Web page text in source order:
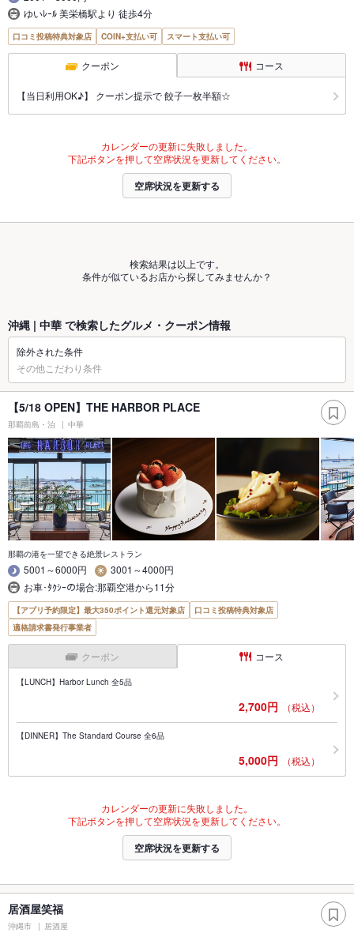
ゆいﾚｰﾙ 美栄橋駅より 徒歩4分
口コミ投稿特典対象店 COIN+支払い可 スマート支払い可
クーポン コース
【当日利用OK♪】 クーポン提示で 餃子一枚半額☆
カレンダーの更新に失敗しました。
下記ボタンを押して空席状況を更新してください。
空席状況を更新する
検索結果は以上です。
条件が似ているお店から探してみませんか？
沖縄 | 中華 で検索したグルメ・クーポン情報
除外された条件
その他こだわり条件
【5/18 OPEN】THE HARBOR PLACE
那覇前島・泊 中華
那覇の港を一望できる絶景レストラン
5001～6000円
3001～4000円
お車･ﾀｸｼｰの場合:那覇空港から11分
【アプリ予約限定】最大350ポイント還元対象店
口コミ投稿特典対象店
適格請求書発行事業者
クーポン コース
【LUNCH】Harbor Lunch 全5品
2,700円 （税込）
【DINNER】The Standard Course 全6品
5,000円 （税込）
カレンダーの更新に失敗しました。
下記ボタンを押して空席状況を更新してください。
空席状況を更新する
居酒屋笑福
沖縄市 居酒屋